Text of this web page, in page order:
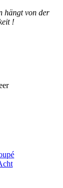
hängt von der
!